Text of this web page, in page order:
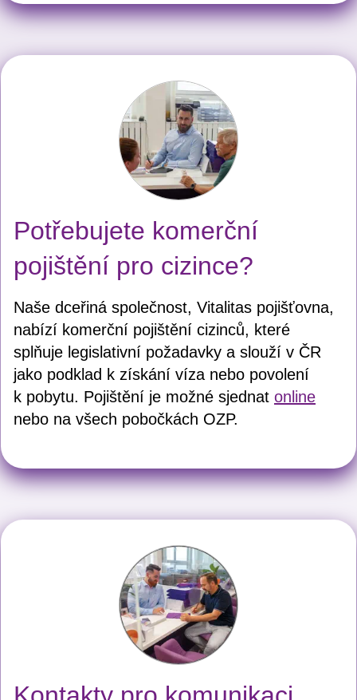
Potřebujete komerční
pojištění pro cizince?
Naše dceřiná společnost, Vitalitas pojišťovna,
nabízí komerční pojištění cizinců, které
splňuje legislativní požadavky a slouží v ČR
jako podklad k získání víza nebo povolení
k pobytu. Pojištění je možné sjednat online
nebo na všech pobočkách OZP.